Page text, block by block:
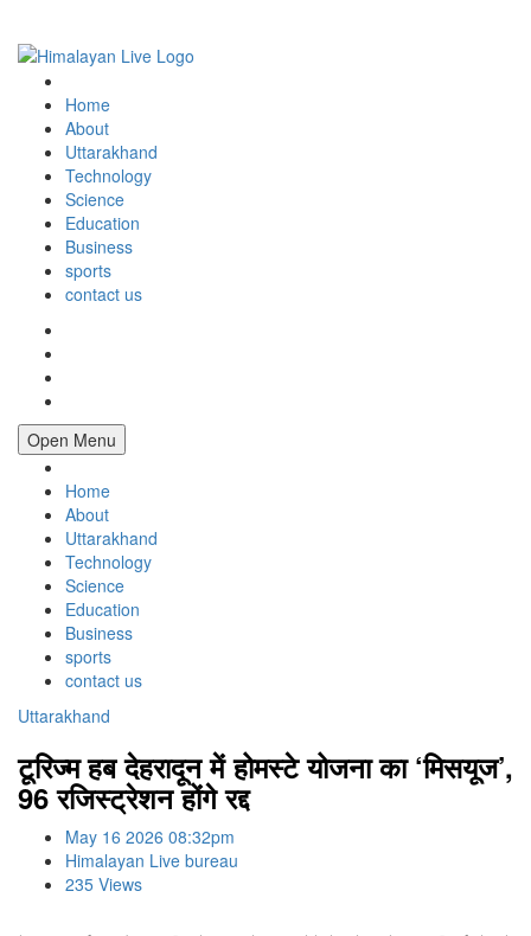
Home
About
Uttarakhand
Technology
Science
Education
Business
sports
contact us
Open Menu
Home
About
Uttarakhand
Technology
Science
Education
Business
sports
contact us
Uttarakhand
टूरिज्म हब देहरादून में होमस्टे योजना का ‘मिसयूज’,
96 रजिस्ट्रेशन होंगे रद्द
May 16 2026 08:32pm
Himalayan Live bureau
235 Views